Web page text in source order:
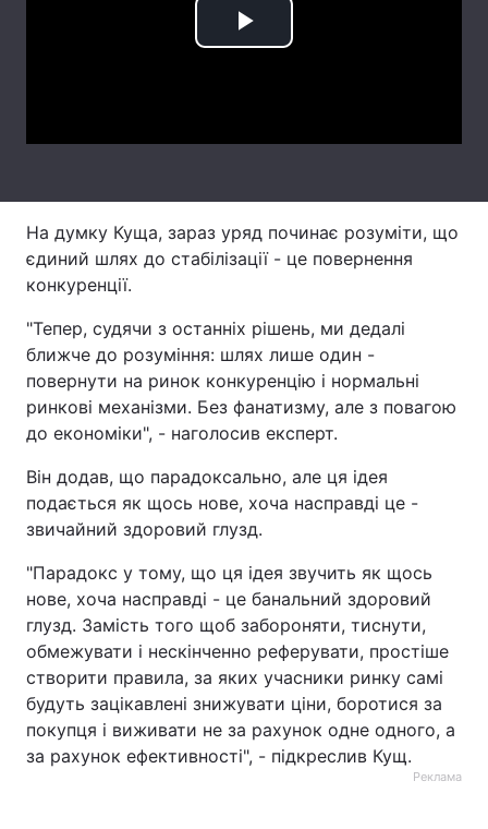
Тема оформлення
Play
На думку Куща, зараз уряд починає розуміти, що
єдиний шлях до стабілізації - це повернення
конкуренції.
"Тепер, судячи з останніх рішень, ми дедалі
ближче до розуміння: шлях лише один -
повернути на ринок конкуренцію і нормальні
ринкові механізми. Без фанатизму, але з повагою
до економіки", - наголосив експерт.
Він додав, що парадоксально, але ця ідея
подається як щось нове, хоча насправді це -
звичайний здоровий глузд.
"Парадокс у тому, що ця ідея звучить як щось
нове, хоча насправді - це банальний здоровий
глузд. Замість того щоб забороняти, тиснути,
обмежувати і нескінченно реферувати, простіше
створити правила, за яких учасники ринку самі
будуть зацікавлені знижувати ціни, боротися за
покупця і виживати не за рахунок одне одного, а
за рахунок ефективності", - підкреслив Кущ.
Реклама